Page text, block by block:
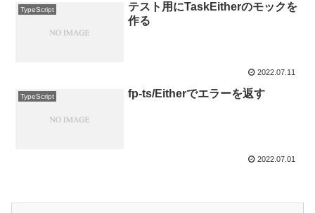
TypeScript
テスト用にTaskEitherのモックを
作る
2022.07.11
TypeScript fp-ts/Eitherでエラーを返す
2022.07.01